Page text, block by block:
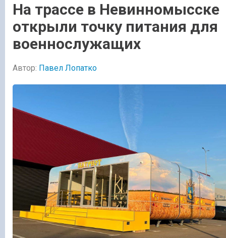
На трассе в Невинномысске
открыли точку питания для
военнослужащих
Автор: Павел Лопатко